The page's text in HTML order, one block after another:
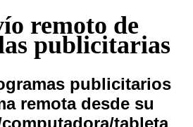
remoto de
publicitarias
publicitarios
remota desde su